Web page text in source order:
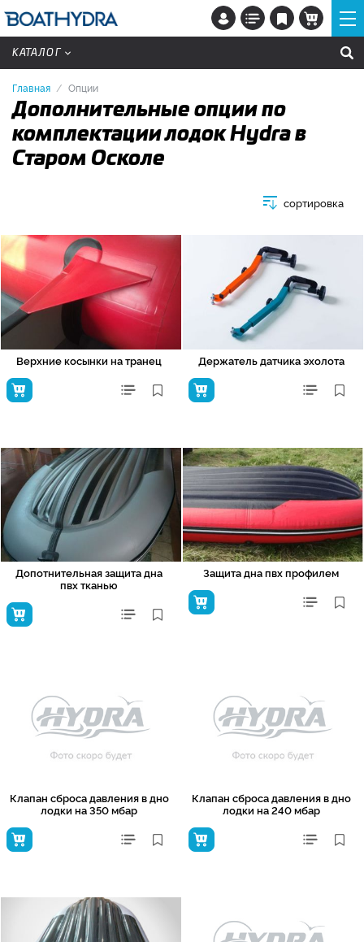
КАТАЛОГ
Главная Опции
Дополнительные опции по
комплектации лодок Hydra в
Старом Осколе
сортировка
Верхние косынки на транец Держатель датчика эхолота
Допотнительная защита дна
пвх тканью
Защита дна пвх профилем
Клапан сброса давления в дно
лодки на 350 мбар
Клапан сброса давления в дно
лодки на 240 мбар